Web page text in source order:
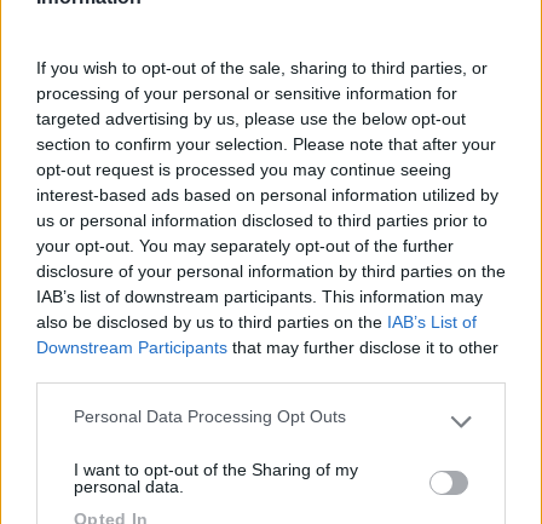
If you wish to opt-out of the sale, sharing to third parties, or
processing of your personal or sensitive information for
targeted advertising by us, please use the below opt-out
section to confirm your selection. Please note that after your
opt-out request is processed you may continue seeing
interest-based ads based on personal information utilized by
us or personal information disclosed to third parties prior to
your opt-out. You may separately opt-out of the further
disclosure of your personal information by third parties on the
IAB’s list of downstream participants. This information may
also be disclosed by us to third parties on the IAB’s List of
Downstream Participants that may further disclose it to other
Please note that this website/app uses one or more Google
not limited to your visit or usage behaviour. You may click to
grant or deny consent to Google and its third-party tags to
Personal Data Processing Opt Outs
I want to opt-out of the Sharing of my
personal data.
Opted In
Modificato da Lbor il 22/11/2023 alle 08:36:06
ex camionaro
Inserito il22/11/2023